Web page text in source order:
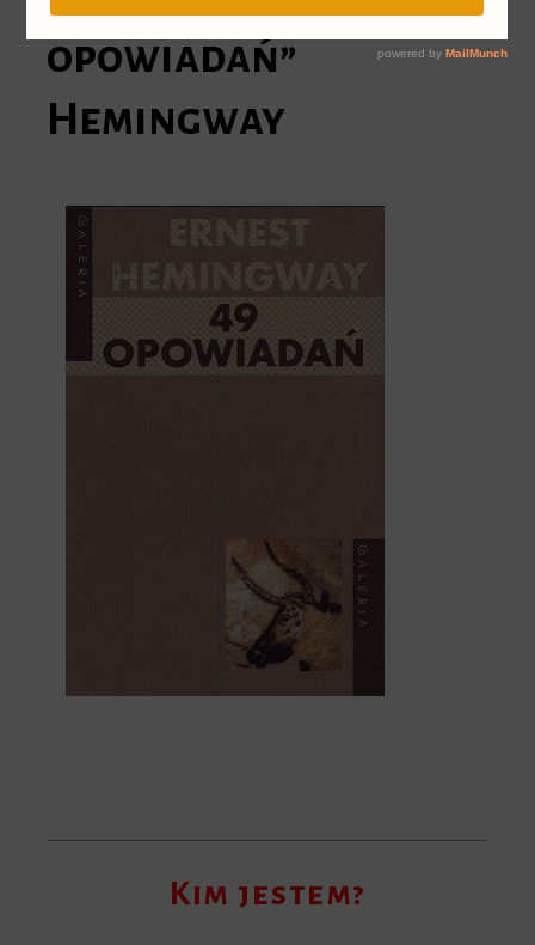
opowiadań”
Hemingway
Kim jestem?